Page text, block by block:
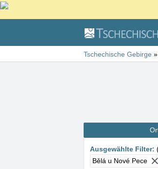
Tschechische Gebirge »
Ausgewählte Filter:
Bělá u Nové Pece